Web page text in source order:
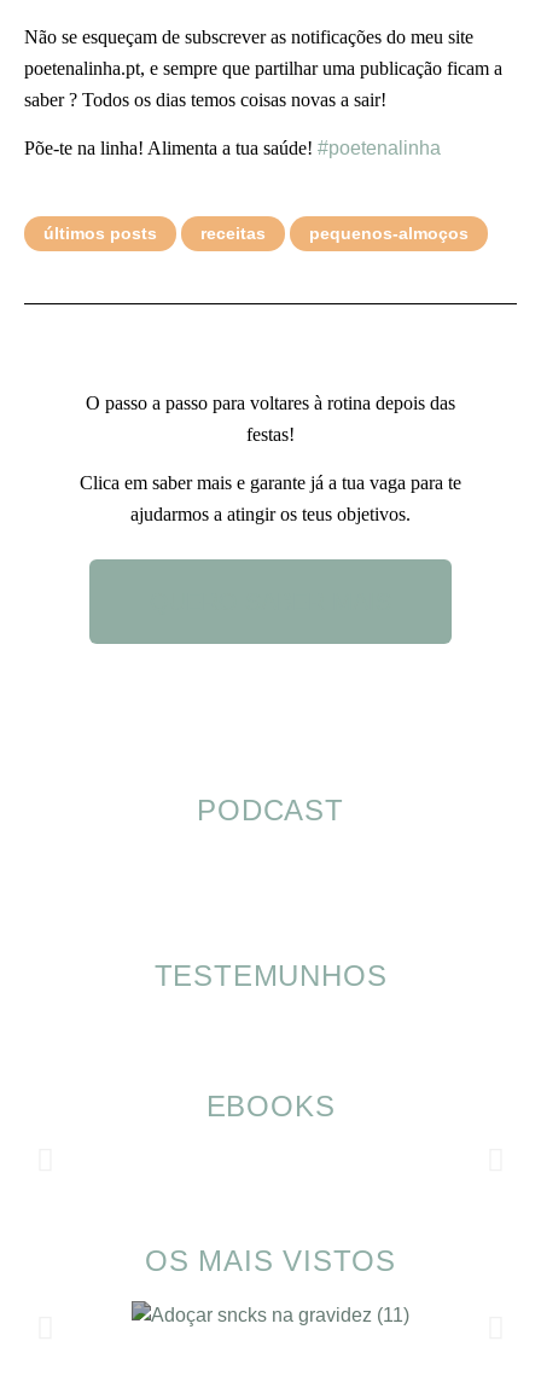
Não se esqueçam de subscrever as notificações do meu site
poetenalinha.pt, e sempre que partilhar uma publicação ficam a
saber ? Todos os dias temos coisas novas a sair!
Põe-te na linha! Alimenta a tua saúde! #poetenalinha
últimos posts receitas pequenos-almoços
O passo a passo para voltares à rotina depois das
festas!
Clica em saber mais e garante já a tua vaga para te
ajudarmos a atingir os teus objetivos.
PODCAST
TESTEMUNHOS
EBOOKS
OS MAIS VISTOS